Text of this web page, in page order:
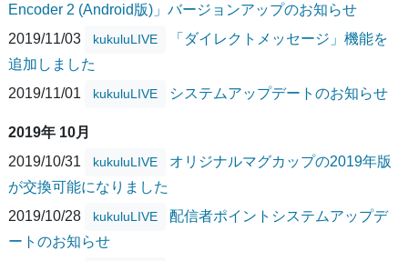
Encoder 2 (Android版)」バージョンアップのお知らせ
2019/11/03
kukuluLIVE
「ダイレクトメッセージ」機能を
追加しました
2019/11/01
kukuluLIVE システムアップデートのお知らせ
2019年 10月
2019/10/31
kukuluLIVE
オリジナルマグカップの2019年版
が交換可能になりました
2019/10/28
kukuluLIVE
配信者ポイントシステムアップデ
ートのお知らせ